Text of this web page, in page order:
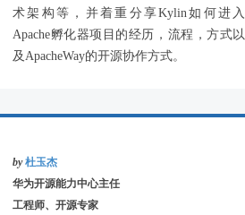
术架构等，并着重分享Kylin如何进入
Apache孵化器项目的经历，流程，方式以
及ApacheWay的开源协作方式。
by 杜玉杰
华为开源能力中心主任
工程师、开源专家